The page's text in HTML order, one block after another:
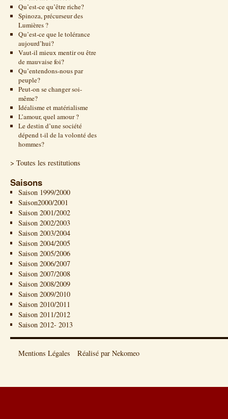
Qu’est-ce qu’être riche?
Spinoza, précurseur des
Lumières ?
Qu’est-ce que le tolérance
aujourd’hui?
Vaut-il mieux mentir ou être
de mauvaise foi?
Qu’entendons-nous par
peuple?
Peut-on se changer soi-
même?
Idéalisme et matérialisme
L’amour, quel amour ?
Le destin d’une société
dépend t-il de la volonté des
hommes?
> Toutes les restitutions
Saisons
Saison 1999/2000
Saison2000/2001
Saison 2001/2002
Saison 2002/2003
Saison 2003/2004
Saison 2004/2005
Saison 2005/2006
Saison 2006/2007
Saison 2007/2008
Saison 2008/2009
Saison 2009/2010
Saison 2010/2011
Saison 2011/2012
Saison 2012- 2013
Mentions Légales Réalisé par Nekomeo